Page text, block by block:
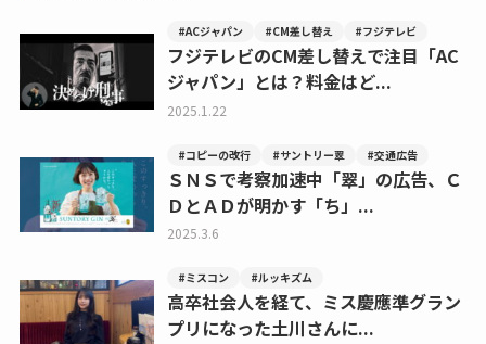
#ACジャパン #CM差し替え #フジテレビ
フジテレビのCM差し替えで注目「AC
ジャパン」とは？料金はど...
2025.1.22
#コピーの改行 #サントリー翠 #交通広告
ＳＮＳで考察加速中「翠」の広告、Ｃ
ＤとＡＤが明かす「ち」...
2025.3.6
#ミスコン #ルッキズム
高卒社会人を経て、ミス慶應準グラン
プリになった土川さんに...